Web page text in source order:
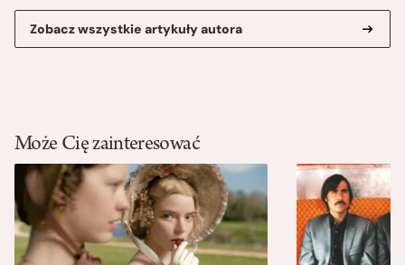
Zobacz wszystkie artykuły autora
Może Cię zainteresować